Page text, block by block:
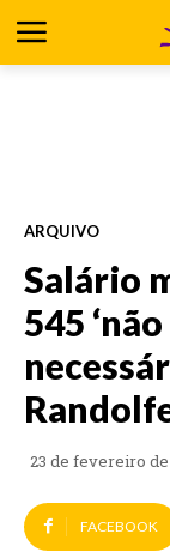
ARQUIVO
Salário
545
23 de fevereiro de
FACEBOOK